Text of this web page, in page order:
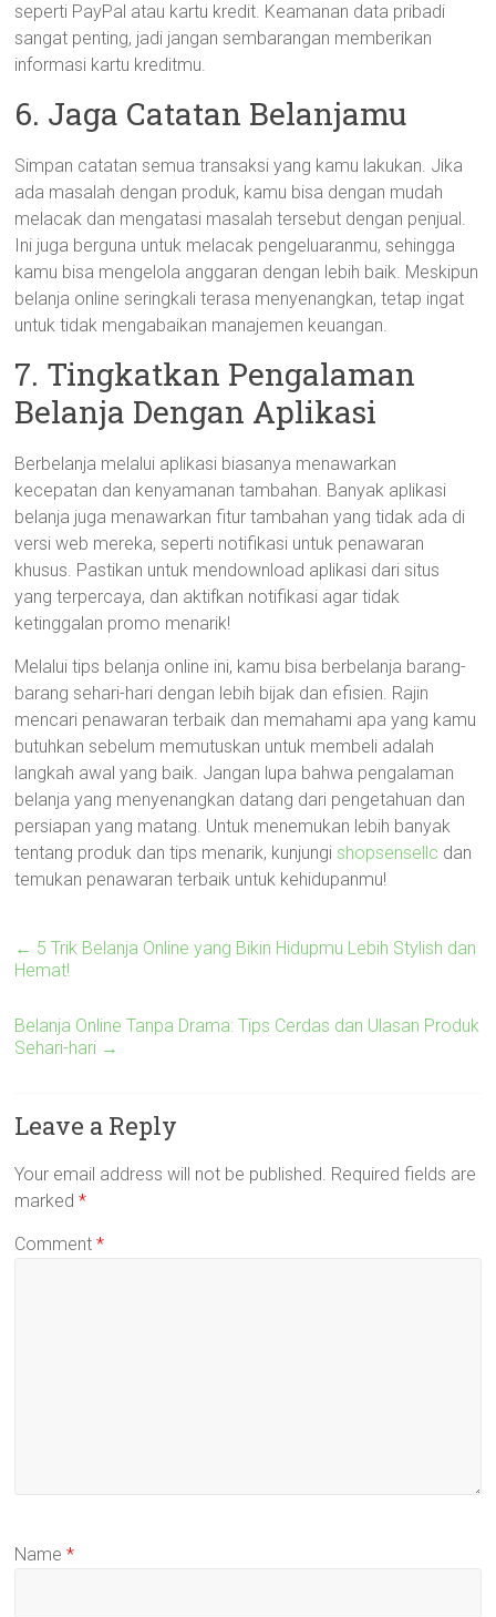
seperti PayPal atau kartu kredit. Keamanan data pribadi
sangat penting, jadi jangan sembarangan memberikan
informasi kartu kreditmu.
6. Jaga Catatan Belanjamu
Simpan catatan semua transaksi yang kamu lakukan. Jika
ada masalah dengan produk, kamu bisa dengan mudah
melacak dan mengatasi masalah tersebut dengan penjual.
Ini juga berguna untuk melacak pengeluaranmu, sehingga
kamu bisa mengelola anggaran dengan lebih baik. Meskipun
belanja online seringkali terasa menyenangkan, tetap ingat
untuk tidak mengabaikan manajemen keuangan.
7. Tingkatkan Pengalaman
Belanja Dengan Aplikasi
Berbelanja melalui aplikasi biasanya menawarkan
kecepatan dan kenyamanan tambahan. Banyak aplikasi
belanja juga menawarkan fitur tambahan yang tidak ada di
versi web mereka, seperti notifikasi untuk penawaran
khusus. Pastikan untuk mendownload aplikasi dari situs
yang terpercaya, dan aktifkan notifikasi agar tidak
ketinggalan promo menarik!
Melalui tips belanja online ini, kamu bisa berbelanja barang-
barang sehari-hari dengan lebih bijak dan efisien. Rajin
mencari penawaran terbaik dan memahami apa yang kamu
butuhkan sebelum memutuskan untuk membeli adalah
langkah awal yang baik. Jangan lupa bahwa pengalaman
belanja yang menyenangkan datang dari pengetahuan dan
persiapan yang matang. Untuk menemukan lebih banyak
tentang produk dan tips menarik, kunjungi shopsensellc dan
temukan penawaran terbaik untuk kehidupanmu!
← 5 Trik Belanja Online yang Bikin Hidupmu Lebih Stylish dan
Hemat!
Belanja Online Tanpa Drama: Tips Cerdas dan Ulasan Produk
Sehari-hari →
Leave a Reply
Your email address will not be published. Required fields are
marked*
Comment*
Name*